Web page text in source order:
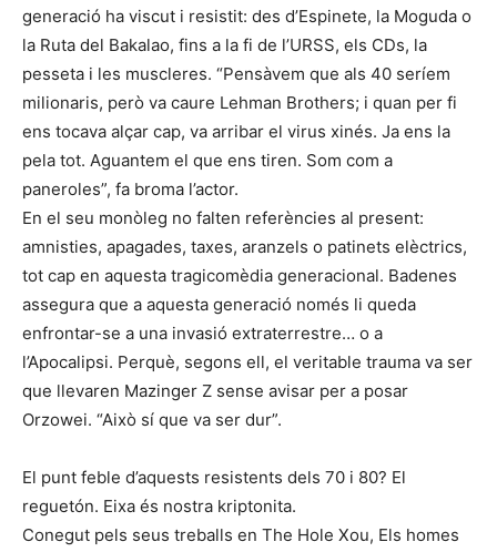
generació ha viscut i resistit: des d’Espinete, la Moguda o
la Ruta del Bakalao, fins a la fi de l’URSS, els CDs, la
pesseta i les muscleres. “Pensàvem que als 40 seríem
milionaris, però va caure Lehman Brothers; i quan per fi
ens tocava alçar cap, va arribar el virus xinés. Ja ens la
pela tot. Aguantem el que ens tiren. Som com a
paneroles”, fa broma l’actor.
En el seu monòleg no falten referències al present:
amnisties, apagades, taxes, aranzels o patinets elèctrics,
tot cap en aquesta tragicomèdia generacional. Badenes
assegura que a aquesta generació només li queda
enfrontar-se a una invasió extraterrestre… o a
l’Apocalipsi. Perquè, segons ell, el veritable trauma va ser
que llevaren Mazinger Z sense avisar per a posar
Orzowei. “Això sí que va ser dur”.
El punt feble d’aquests resistents dels 70 i 80? El
reguetón. Eixa és nostra kriptonita.
Conegut pels seus treballs en The Hole Xou, Els homes